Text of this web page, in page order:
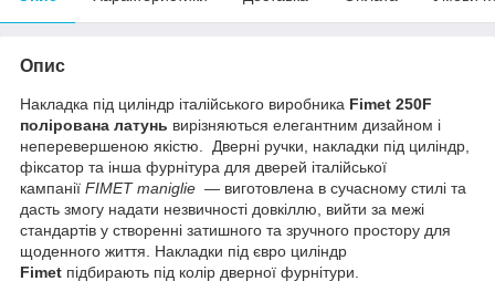
Опис
Накладка під циліндр італійського виробника Fimet 250F
полірована латунь вирізняються елегантним дизайном і
неперевершеною якістю. Дверні ручки, накладки під циліндр,
фіксатор та інша фурнітура для дверей італійської
кампанії FIMET maniglie — виготовлена в сучасному стилі та
дасть змогу надати незвичності довкіллю, вийти за межі
стандартів у створенні затишного та зручного простору для
щоденного життя. Накладки під євро циліндр
Fimet підбирають під колір дверної фурнітури.